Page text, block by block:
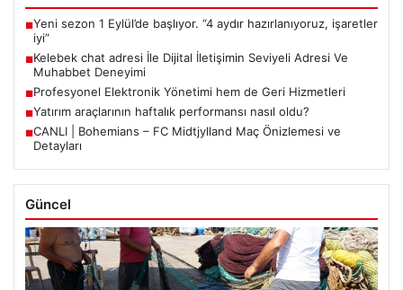
■Yeni sezon 1 Eylül’de başlıyor. “4 aydır hazırlanıyoruz, işaretler
iyi”
■Kelebek chat adresi İle Dijital İletişimin Seviyeli Adresi Ve
Muhabbet Deneyimi
■Profesyonel Elektronik Yönetimi hem de Geri Hizmetleri
■Yatırım araçlarının haftalık performansı nasıl oldu?
■CANLI | Bohemians – FC Midtjylland Maç Önizlemesi ve
Detayları
Güncel